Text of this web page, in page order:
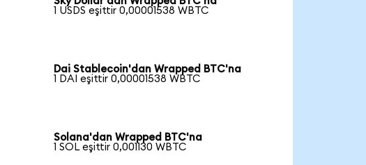
1 USDS eşittir 0,00001538 WBTC
Dai Stablecoin'dan Wrapped BTC'na
1 DAI eşittir 0,00001538 WBTC
Solana'dan Wrapped BTC'na
1 SOL eşittir 0,001130 WBTC